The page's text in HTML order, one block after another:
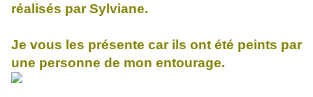
réalisés par Sylviane.
Je vous les présente car ils ont été peints par
une personne de mon entourage.